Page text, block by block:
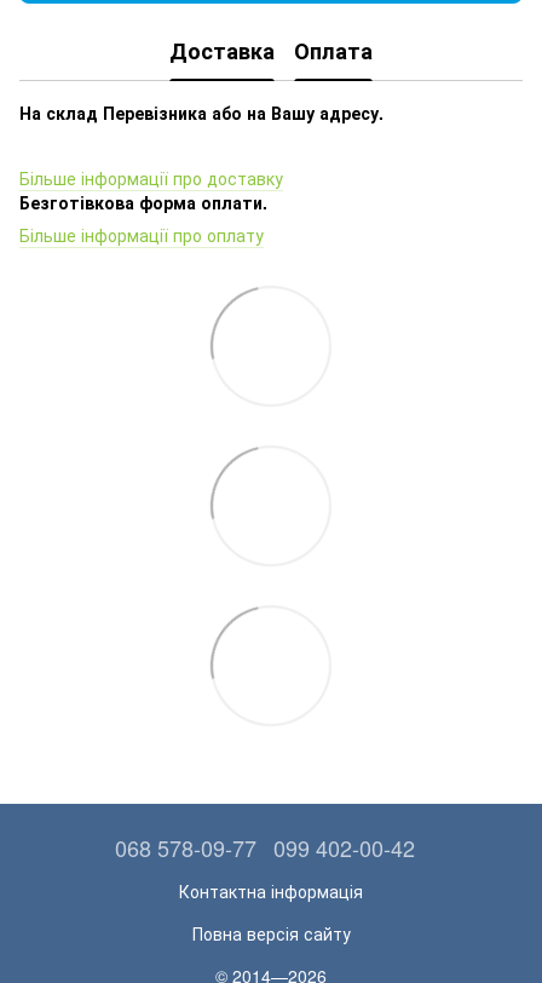
Доставка Оплата
На склад Перевізника або на Вашу адресу.
Більше інформації про доставку
Безготівкова форма оплати.
Більше інформації про оплату
068 578-09-77 099 402-00-42
Контактна інформація
Повна версія сайту
© 2014—2026